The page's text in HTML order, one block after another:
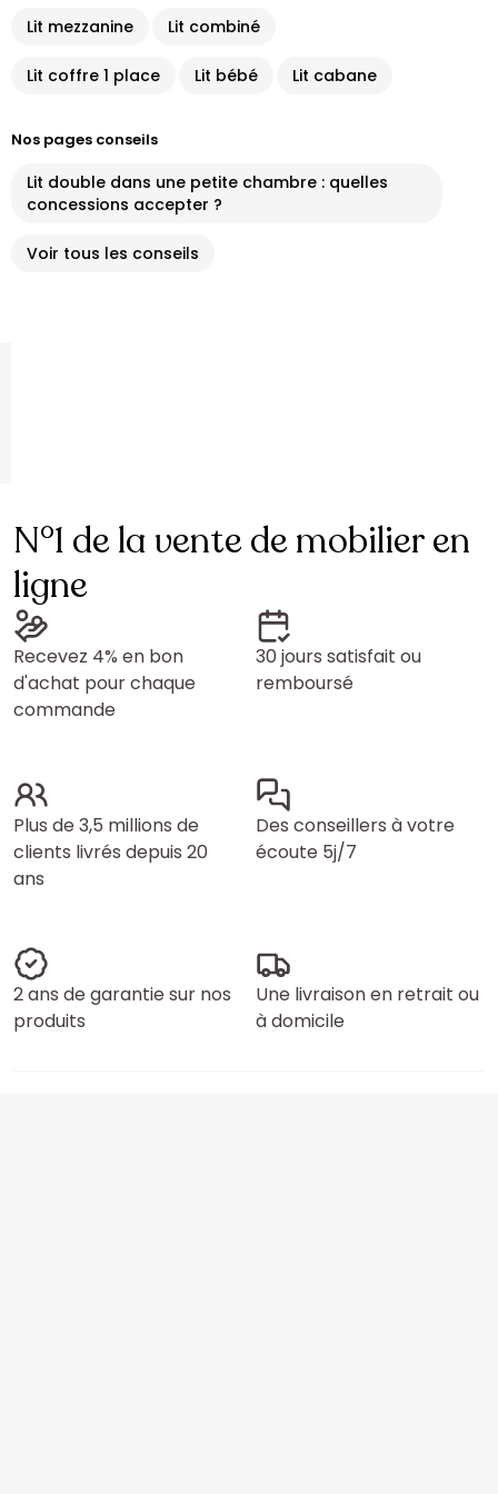
Lit mezzanine Lit combiné
Lit coffre 1 place Lit bébé Lit cabane
Nos pages conseils
Lit double dans une petite chambre : quelles
concessions accepter ?
Voir tous les conseils
N°1 de la vente de mobilier en
ligne
Recevez 4% en bon
d'achat pour chaque
commande
30 jours satisfait ou
remboursé
Plus de 3,5 millions de
clients livrés depuis 20
ans
Des conseillers à votre
écoute 5j/7
2 ans de garantie sur nos
produits
Une livraison en retrait ou
à domicile